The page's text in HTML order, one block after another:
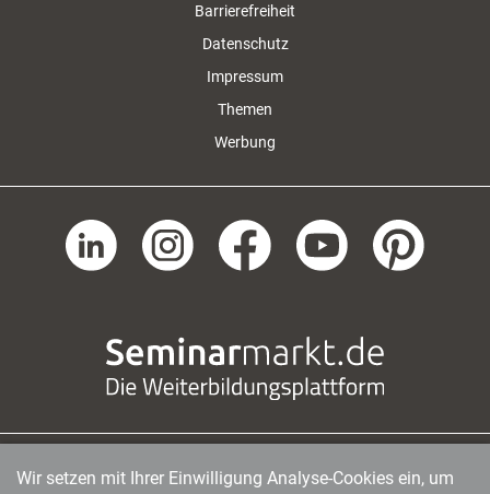
Barrierefreiheit
Datenschutz
Impressum
Themen
Werbung
managerSeminare Verlags GmbH | Endenicher Str. 41
|
Wir setzen mit Ihrer Einwilligung Analyse-Cookies ein, um